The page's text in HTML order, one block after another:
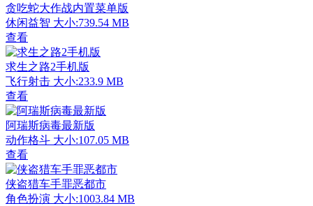
贪吃蛇大作战内置菜单版
休闲益智 大小:739.54 MB
查看
求生之路2手机版
飞行射击 大小:233.9 MB
查看
阿瑞斯病毒最新版
动作格斗 大小:107.05 MB
查看
侠盗猎车手罪恶都市
角色扮演 大小:1003.84 MB